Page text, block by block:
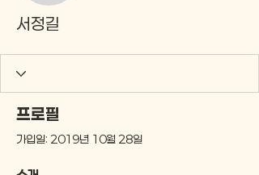
서정길
프로필
가입일: 2019년 10월 28일